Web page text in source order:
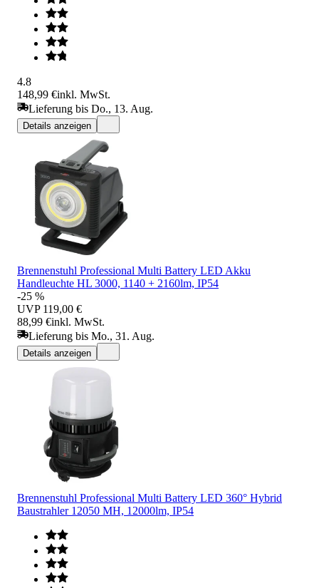
4.8
148,99 €inkl. MwSt.
Lieferung bis Do., 13. Aug.
Details anzeigen
Brennenstuhl Professional Multi Battery LED Akku
Handleuchte HL 3000, 1140 + 2160lm, IP54
-25 %
UVP 119,00 €
88,99 €inkl. MwSt.
Lieferung bis Mo., 31. Aug.
Details anzeigen
Brennenstuhl Professional Multi Battery LED 360° Hybrid
Baustrahler 12050 MH, 12000lm, IP54